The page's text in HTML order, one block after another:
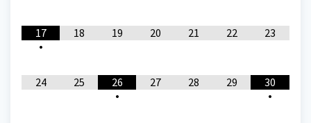
17
•
18 19 20 21 22 23
24 25
26
•
27 28 29
30
•